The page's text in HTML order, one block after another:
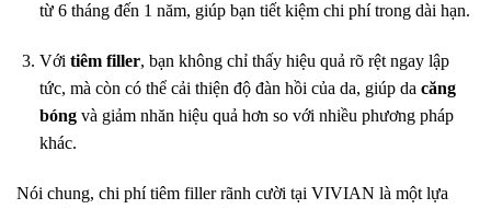
từ 6 tháng đến 1 năm, giúp bạn tiết kiệm chi phí trong dài hạn.
Với tiêm filler, bạn không chỉ thấy hiệu quả rõ rệt ngay lập
tức, mà còn có thể cải thiện độ đàn hồi của da, giúp da căng
bóngvà giảm nhăn hiệu quả hơn so với nhiều phương pháp
khác.
Nói chung, chi phí tiêm filler rãnh cười tại VIVIAN là một lựa